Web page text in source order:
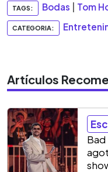
TAGS: Bodas Tom
CATEGORIA:
Artículos